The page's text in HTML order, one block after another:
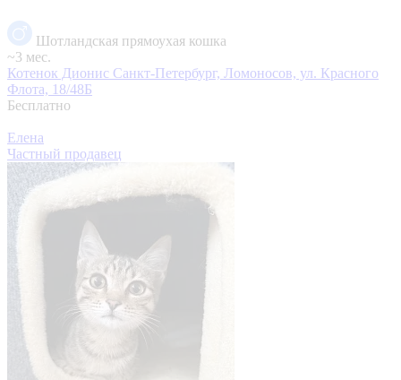
Шотландская прямоухая кошка
~3 мес.
Котенок Дионис Санкт-Петербург, Ломоносов, ул. Красного
Флота, 18/48Б
Бесплатно
Елена
Частный продавец